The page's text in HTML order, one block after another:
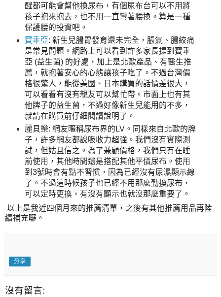
醒都可能會幫他換尿布，有個尿布台可以不用將
孩子抱來抱去，也不用一直彎著腰換。算是一種
保護腰的投資吧。
寶乖亞: 新生兒腸胃發育還未完全，脹氣、腸絞痛
是常見問題。網路上可以看到許多家長提到寶乖
亞 (益生菌) 的好處，加上是北歐產品、有醫生推
薦，就抱著安心的心態讓孩子吃了。不過台灣價
格很驚人，能從美國、日本購買的話價差很大，
可以看看有沒有親友可以幫忙帶。市面上也有其
他牌子的益生菌，不過好像新生兒能用的不多，
就請在購買前仔細閱讀說明了。
麗貝樂: 網友暱稱尿布界的LV。同樣來自北歐的牌
子，許多網友都說吸收力超強。我們沒有實際測
試，但姑且信之。為了兼顧價格，我們只有在睡
前使用，其他時間還是搭配其他平價尿布。使用
到3號時會有點不習慣，因為已經沒有尿濕顯示線
了。不過這時候孩子也已經不用那麼勤換尿布，
可以定時更換，有沒有顯示也就沒那麼重要了。
以上是我近四個月來的推薦清單，之後有其他推薦用品再陸
續補充囉。
分享
沒有留言: